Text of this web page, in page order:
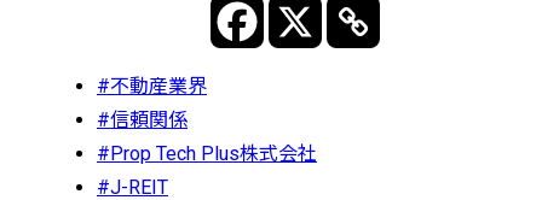
#不動産業界
#信頼関係
#Prop Tech Plus株式会社
#J-REIT